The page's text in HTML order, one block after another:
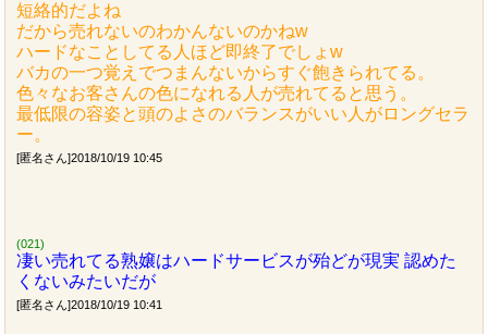
短絡的だよね
だから売れないのわかんないのかねw
ハードなことしてる人ほど即終了でしょw
バカの一つ覚えでつまんないからすぐ飽きられてる。
色々なお客さんの色になれる人が売れてると思う。
最低限の容姿と頭のよさのバランスがいい人がロングセラ
ー。
[匿名さん]2018/10/19 10:45
(021)
凄い売れてる熟嬢はハードサービスが殆どが現実 認めた
くないみたいだが
[匿名さん]2018/10/19 10:41